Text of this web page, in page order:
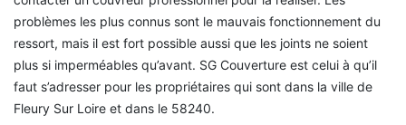
problèmes les plus connus sont le mauvais fonctionnement du
ressort, mais il est fort possible aussi que les joints ne soient
plus si imperméables qu’avant. SG Couverture est celui à qu’il
faut s’adresser pour les propriétaires qui sont dans la ville de
Fleury Sur Loire et dans le 58240.